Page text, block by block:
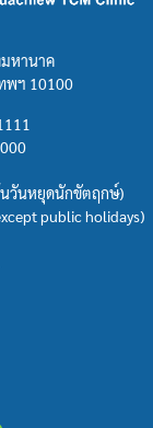
มหานาค
พฯ 10100
นวันหยุดนักขัตฤกษ์)
public holidays)